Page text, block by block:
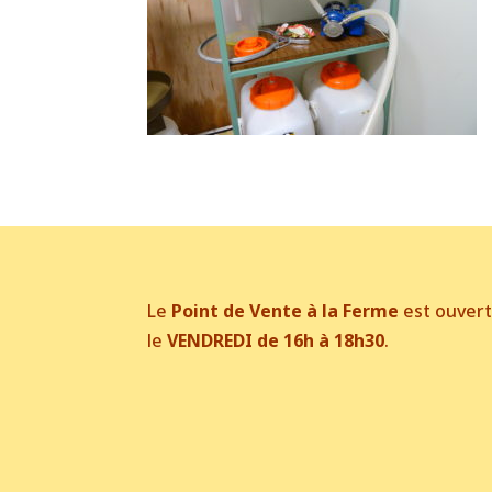
Le Point de Vente à la Ferme est ouvert
leVENDREDI de 16h à 18h30.